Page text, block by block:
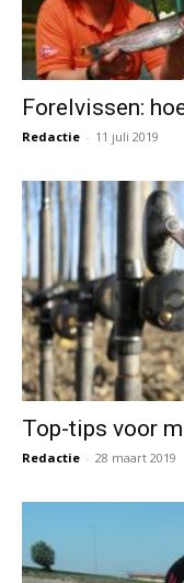
Forelvissen:
Redactie - 11 juli 2019
Top-tips voor
Redactie - 28 maart 2019